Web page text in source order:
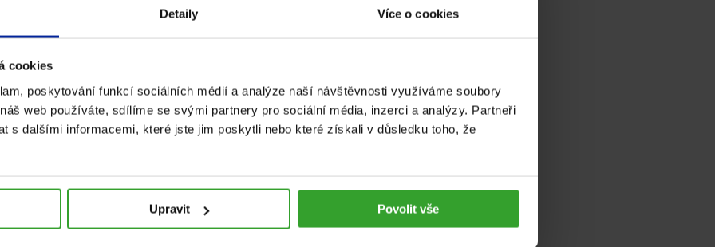
Detaily Více o cookies
cookies
poskytování funkcí sociálních médií a analýze naší návštěvnosti využíváme soubory
web používáte, sdílíme se svými partnery pro sociální média, inzerci a analýzy. Partneři
s dalšími informacemi, které jste jim poskytli nebo které získali v důsledku toho, že
Upravit Povolit vše
s vysokým obsahem silymarinupro zdravá játra a
k podpoře detoxikace jater, ochraně jaterních buněk před
přispívat k lepší kontrole hladiny cukru v krvi, zlepšení lipidového